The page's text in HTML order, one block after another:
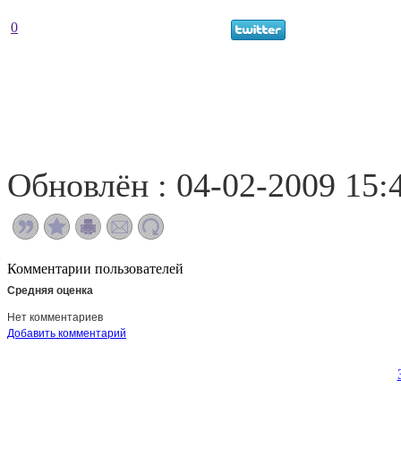
0
Обновлён : 04-02-2009
Комментарии пользователей
Средняя оценка
Нет комментариев
Добавить комментарий